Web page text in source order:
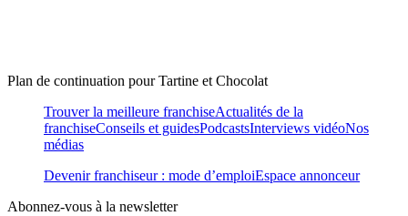
Plan de continuation pour Tartine et Chocolat
Trouver la meilleure franchiseActualités de la
franchiseConseils et guidesPodcastsInterviews vidéoNos
médias
Devenir franchiseur : mode d’emploiEspace annonceur
Abonnez-vous à la newsletter